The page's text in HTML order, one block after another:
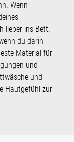
Wenn
lieber ins Bett.
du darin
Material für
und
und
Hautgefühl zur